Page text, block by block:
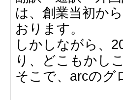
は、創業当初か
おります。
しかしながら、
り、どこもかし
そこで、arcのグ